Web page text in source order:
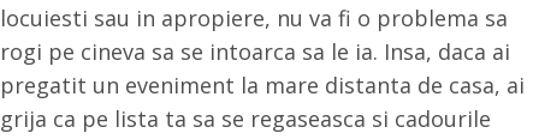
locuiesti sau in apropiere, nu va fi o problema sa
rogi pe cineva sa se intoarca sa le ia. Insa, daca ai
pregatit un eveniment la mare distanta de casa, ai
grija ca pe lista ta sa se regaseasca si cadourile